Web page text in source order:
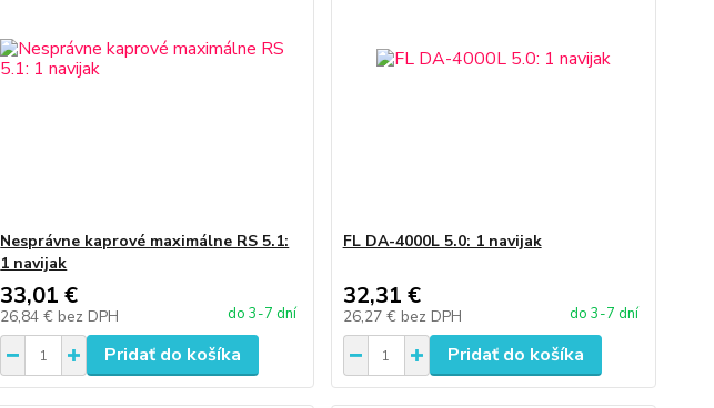
Nesprávne kaprové maximálne RS 5.1:
1 navijak
33,01 €
26,84 € bez DPH do 3-7 dní
Pridať do košíka
FL DA-4000L 5.0: 1 navijak
32,31 €
26,27 € bez DPH do 3-7 dní
Pridať do košíka